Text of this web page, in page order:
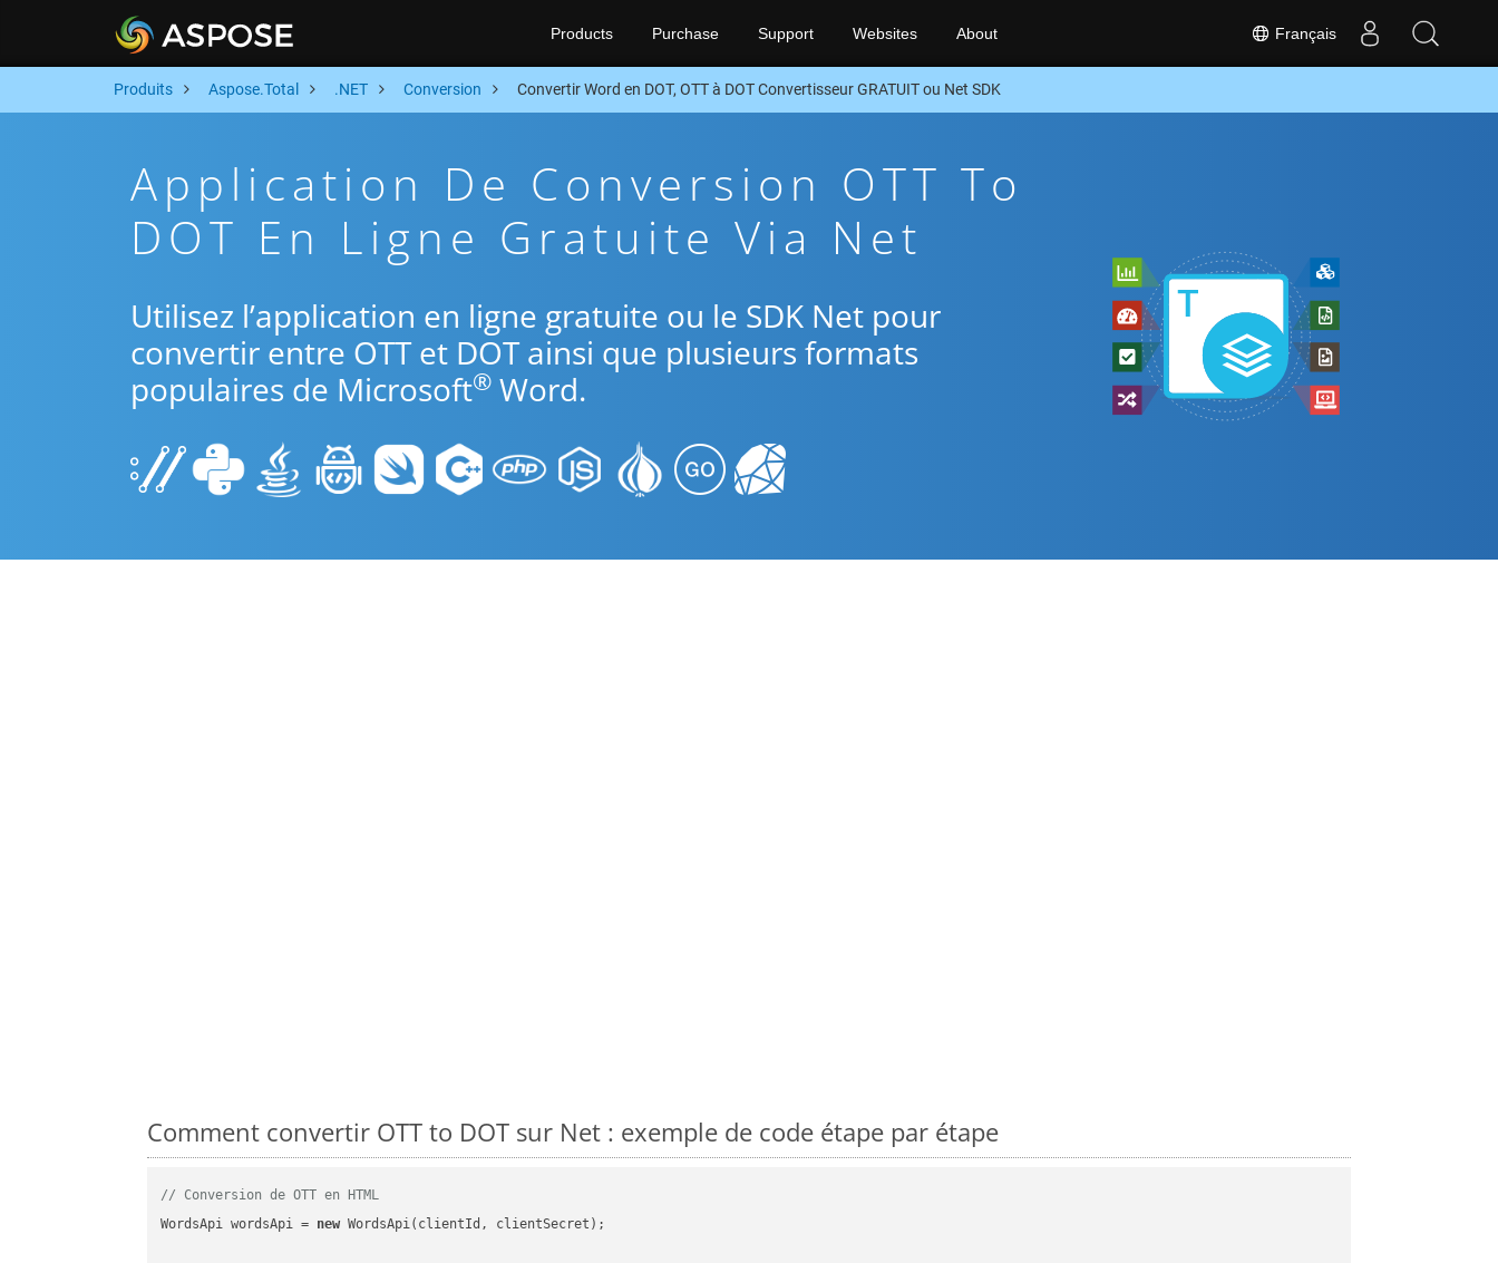
Français
Products Purchase Support Websites About
Produits Aspose.Total .NET Conversion Convertir Word en DOT, OTT à DOT Convertisseur GRATUIT ou Net SDK
Application De Conversion OTT To
DOT En Ligne Gratuite Via Net
Utilisez l’application en ligne gratuite ou le SDK Net pour
convertir entre OTT et DOT ainsi que plusieurs formats
populaires de Microsoft® Word.
Comment convertir OTT to DOT sur Net : exemple de code étape par étape
// Conversion de OTT en HTML
WordsApi wordsApi = new WordsApi(clientId, clientSecret);